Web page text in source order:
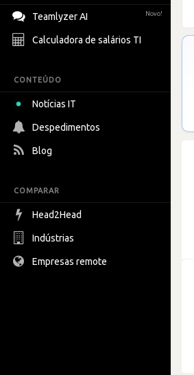
Teamlyzer AI Novo!
Calculadora de salários TI
CONTEÚDO
Notícias IT
Despedimentos
Blog
COMPARAR
Head2Head
Indústrias
Empresas remote